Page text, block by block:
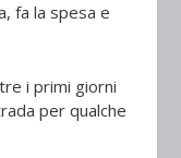
fa la spesa e
i primi giorni
per qualche